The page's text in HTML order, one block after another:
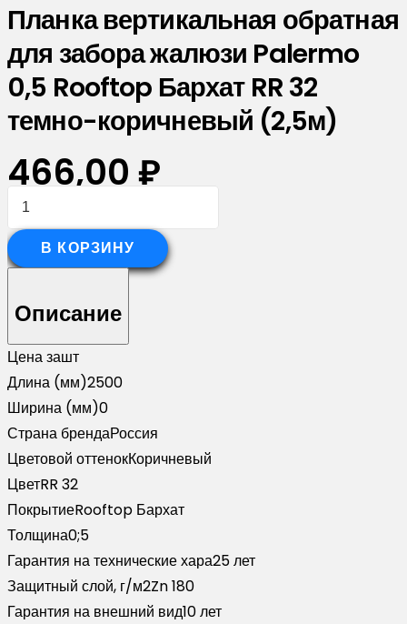
Планка вертикальная обратная
для забора жалюзи Palermo
0,5 Rooftop Бархат RR 32
темно-коричневый (2,5м)
466,00 ₽
Количество
Планка
вертикальная
для
забора
жалюзи
Palermo
0,5
Rooftop
Бархат
RR
32
темно-
коричневый
(2,5м)
В КОРЗИНУ
Описание
Цена зашт
Длина (мм)2500
Ширина (мм)0
Страна брендаРоссия
Цветовой оттенокКоричневый
ЦветRR 32
ПокрытиеRooftop Бархат
Толщина0;5
Гарантия на технические хара25 лет
Защитный слой, г/м2Zn 180
Гарантия на внешний вид10 лет